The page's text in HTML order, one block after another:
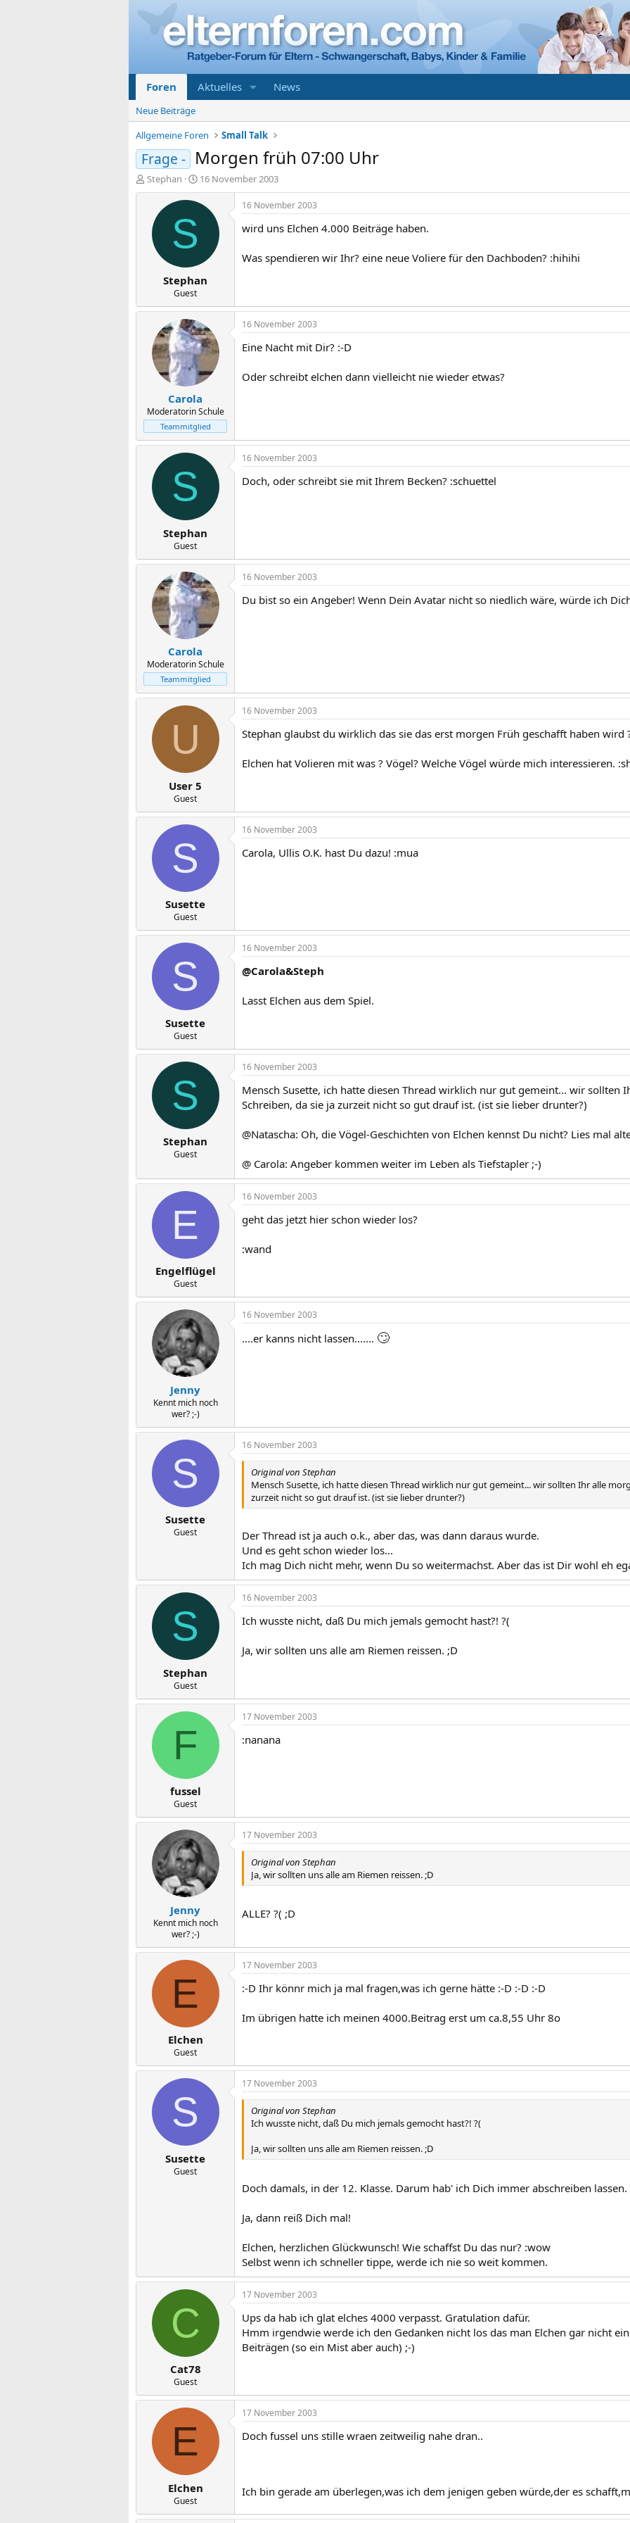
Foren Aktuelles News
Neue Beiträge
Allgemeine Foren
Small Talk
Frage - Morgen früh 07:00 Uhr
E
r
Stephan
E
r
s
t
a
16 November 2003
S
Stephan
Guest
16 November 2003
wird uns Elchen 4.000 Beiträge haben.
Was spendieren wir Ihr? eine neue Voliere für den Dachboden? :hihihi
Carola
Moderatorin Schule
Teammitglied
16 November 2003
Eine Nacht mit Dir? :-D
Oder schreibt elchen dann vielleicht nie wieder etwas?
S
Stephan
Guest
16 November 2003
Doch, oder schreibt sie mit Ihrem Becken? :schuettel
Carola
Moderatorin Schule
Teammitglied
16 November 2003
Du bist so ein Angeber! Wenn Dein Avatar nicht so niedlich wäre, würde ich
U
User 5
Guest
16 November 2003
Stephan glaubst du wirklich das sie das erst morgen Früh geschafft haben wird
Elchen hat Volieren mit was ? Vögel? Welche Vögel würde mich interessieren.
S
Susette
Guest
16 November 2003
Carola, Ullis O.K. hast Du dazu! :mua
S
Susette
Guest
16 November 2003
@Carola&Steph
Lasst Elchen aus dem Spiel.
S
Stephan
Guest
16 November 2003
Mensch Susette, ich hatte diesen Thread wirklich nur gut gemeint... wir sollten
Schreiben, da sie ja zurzeit nicht so gut drauf ist. (ist sie lieber drunter?)
@Natascha: Oh, die Vögel-Geschichten von Elchen kennst Du nicht? Lies mal
@ Carola: Angeber kommen weiter im Leben als Tiefstapler ;-)
E
Engelflügel
Guest
16 November 2003
geht das jetzt hier schon wieder los?
:wand
Jenny
Kennt mich noch
wer? ;-)
16 November 2003
....er kanns nicht lassen....... 🙄
S
Susette
Guest
16 November 2003
Original von Stephan
Mensch Susette, ich hatte diesen Thread wirklich nur gut gemeint... wir sollten Ihr alle
zurzeit nicht so gut drauf ist. (ist sie lieber drunter?)
Der Thread ist ja auch o.k., aber das, was dann daraus wurde.
Und es geht schon wieder los...
Ich mag Dich nicht mehr, wenn Du so weitermachst. Aber das ist Dir wohl eh
S
Stephan
Guest
16 November 2003
Ich wusste nicht, daß Du mich jemals gemocht hast?! ?(
Ja, wir sollten uns alle am Riemen reissen. ;D
F
fussel
Guest
17 November 2003
:nanana
Jenny
Kennt mich noch
wer? ;-)
17 November 2003
Original von Stephan
Ja, wir sollten uns alle am Riemen reissen. ;D
ALLE? ?( ;D
E
Elchen
Guest
17 November 2003
:-D Ihr könnr mich ja mal fragen,was ich gerne hätte :-D :-D :-D
Im übrigen hatte ich meinen 4000.Beitrag erst um ca.8,55 Uhr 8o
S
Susette
Guest
17 November 2003
Original von Stephan
Ich wusste nicht, daß Du mich jemals gemocht hast?! ?(
Ja, wir sollten uns alle am Riemen reissen. ;D
Doch damals, in der 12. Klasse. Darum hab' ich Dich immer abschreiben lassen.
Ja, dann reiß Dich mal!
Elchen, herzlichen Glückwunsch! Wie schaffst Du das nur? :wow
Selbst wenn ich schneller tippe, werde ich nie so weit kommen.
C
Cat78
Guest
17 November 2003
Ups da hab ich glat elches 4000 verpasst. Gratulation dafür.
Hmm irgendwie werde ich den Gedanken nicht los das man Elchen gar nicht
Beiträgen (so ein Mist aber auch) ;-)
E
Elchen
Guest
17 November 2003
Doch fussel uns stille wraen zeitweilig nahe dran..
Ich bin gerade am überlegen,was ich dem jenigen geben würde,der es